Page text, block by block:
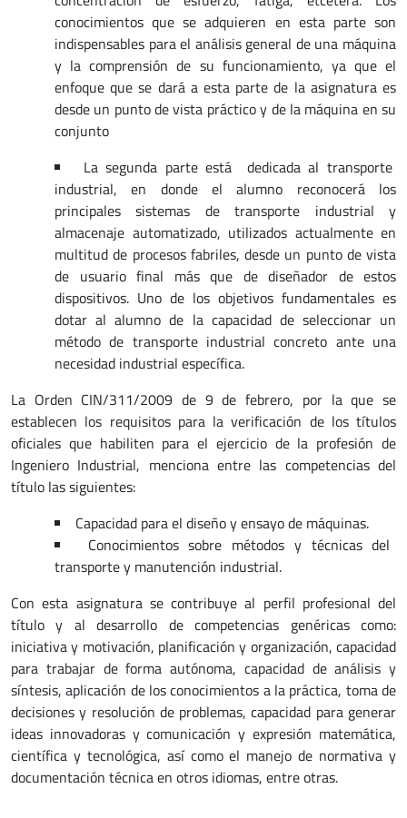
conocimientos que se adquieren en esta parte son
indispensables para el análisis general de una máquina
y la comprensión de su funcionamiento, ya que el
enfoque que se dará a esta parte de la asignatura es
desde un punto de vista práctico y de la máquina en su
conjunto
La segunda parte está dedicada al transporte
industrial, en donde el alumno reconocerá los
principales sistemas de transporte industrial y
almacenaje automatizado, utilizados actualmente en
multitud de procesos fabriles, desde un punto de vista
de usuario final más que de diseñador de estos
dispositivos. Uno de los objetivos fundamentales es
dotar al alumno de la capacidad de seleccionar un
método de transporte industrial concreto ante una
necesidad industrial específica.
La Orden CIN/311/2009 de 9 de febrero, por la que se
establecen los requisitos para la verificación de los títulos
oficiales que habiliten para el ejercicio de la profesión de
Ingeniero Industrial, menciona entre las competencias del
título las siguientes:
Capacidad para el diseño y ensayo de máquinas.
Conocimientos sobre métodos y técnicas del
transporte y manutención industrial.
Con esta asignatura se contribuye al perfil profesional del
título y al desarrollo de competencias genéricas como:
iniciativa y motivación, planificación y organización, capacidad
para trabajar de forma autónoma, capacidad de análisis y
síntesis, aplicación de los conocimientos a la práctica, toma de
decisiones y resolución de problemas, capacidad para generar
ideas innovadoras y comunicación y expresión matemática,
científica y tecnológica, así como el manejo de normativa y
documentación técnica en otros idiomas, entre otras.